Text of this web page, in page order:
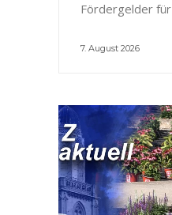
Fördergelder für
7. August 2026